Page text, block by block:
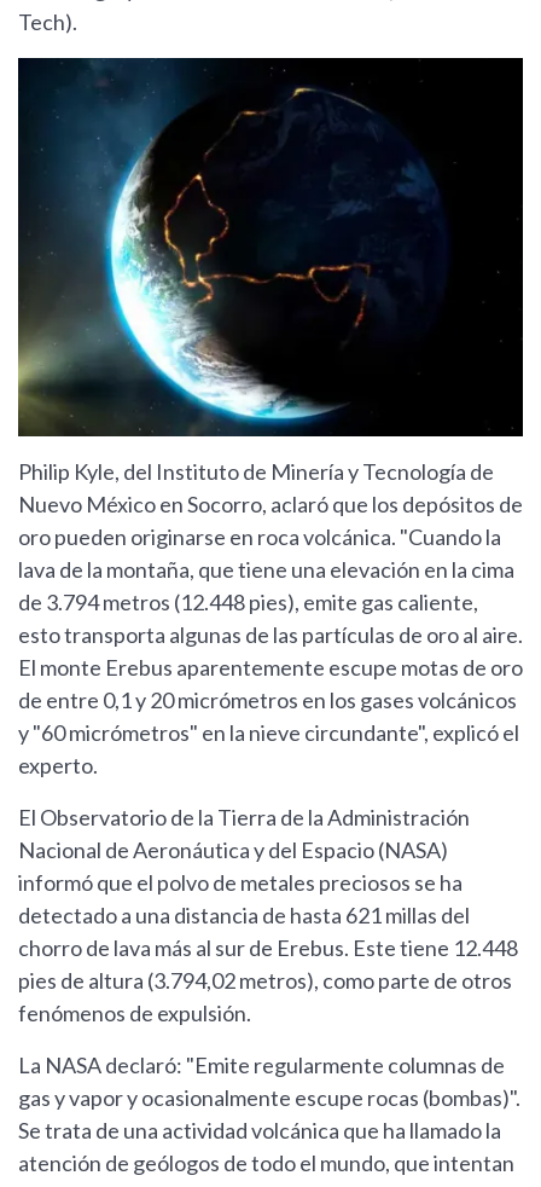
Tech).
Philip Kyle, del Instituto de Minería y Tecnología de
Nuevo México en Socorro, aclaró que los depósitos de
oro pueden originarse en roca volcánica. "Cuando la
lava de la montaña, que tiene una elevación en la cima
de 3.794 metros (12.448 pies), emite gas caliente,
esto transporta algunas de las partículas de oro al aire.
El monte Erebus aparentemente escupe motas de oro
de entre 0,1 y 20 micrómetros en los gases volcánicos
y "60 micrómetros" en la nieve circundante", explicó el
experto.
El Observatorio de la Tierra de la Administración
Nacional de Aeronáutica y del Espacio (NASA)
informó que el polvo de metales preciosos se ha
detectado a una distancia de hasta 621 millas del
chorro de lava más al sur de Erebus. Este tiene 12.448
pies de altura (3.794,02 metros), como parte de otros
fenómenos de expulsión.
La NASA declaró: "Emite regularmente columnas de
gas y vapor y ocasionalmente escupe rocas (bombas)".
Se trata de una actividad volcánica que ha llamado la
atención de geólogos de todo el mundo, que intentan